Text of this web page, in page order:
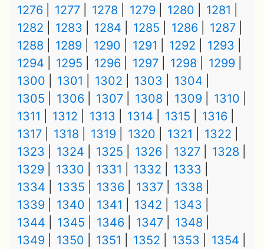
1276
1277 1278 1279 1280
1281
1282
1283 1284 1285 1286
1287
1288
1289 1290 1291 1292
1293
1294
1295 1296 1297 1298
1299
1300
1301 1302 1303
1304
1305
1306 1307 1308 1309
1310
1311
1312 1313 1314 1315
1316
1317
1318 1319 1320 1321
1322
1323
1324 1325 1326 1327
1328
1329
1330 1331 1332
1333
1334
1335 1336 1337
1338
1339
1340 1341 1342
1343
1344
1345 1346 1347
1348
1349
1350 1351 1352 1353
1354